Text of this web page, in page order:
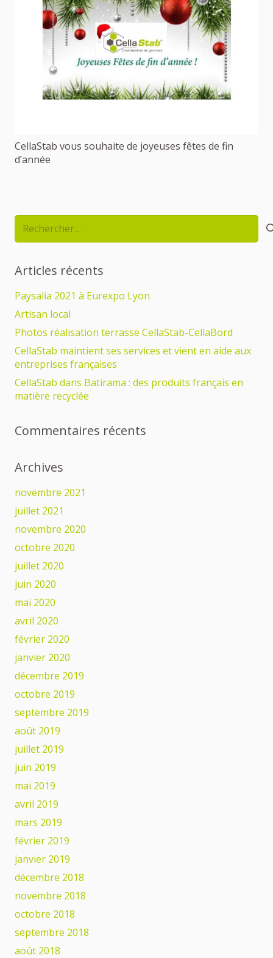
CellaStab vous souhaite de joyeuses fêtes de fin
d’année
Rechercher :
Articles récents
Paysalia 2021 à Eurexpo Lyon
Artisan local
Photos réalisation terrasse CellaStab-CellaBord
CellaStab maintient ses services et vient en aide aux
entreprises françaises
CellaStab dans Batirama : des produits français en
matière recyclée
Commentaires récents
Archives
novembre 2021
juillet 2021
novembre 2020
octobre 2020
juillet 2020
juin 2020
mai 2020
avril 2020
février 2020
janvier 2020
décembre 2019
octobre 2019
septembre 2019
août 2019
juillet 2019
juin 2019
mai 2019
avril 2019
mars 2019
février 2019
janvier 2019
décembre 2018
novembre 2018
octobre 2018
septembre 2018
août 2018